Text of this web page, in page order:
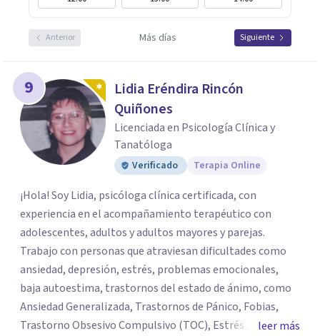
Anterior Más días Siguiente
9
Lidia Eréndira Rincón
Quiñones
Licenciada en Psicología Clínica y
Tanatóloga
Verificado Terapia Online
¡Hola! Soy Lidia, psicóloga clínica certificada, con
experiencia en el acompañamiento terapéutico con
adolescentes, adultos y adultos mayores y parejas.
Trabajo con personas que atraviesan dificultades como
ansiedad, depresión, estrés, problemas emocionales,
baja autoestima, trastornos del estado de ánimo, como
Ansiedad Generalizada, Trastornos de Pánico, Fobias,
Trastorno Obsesivo Compulsivo (TOC), Estrés
leer más